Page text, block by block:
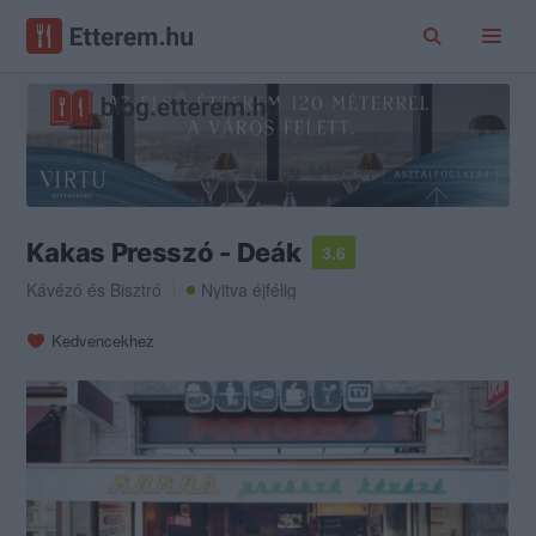
Kakas Presszó - Deák
3.6
Kávézó és Bisztró Nyitva éjfélig
Kedvencekhez